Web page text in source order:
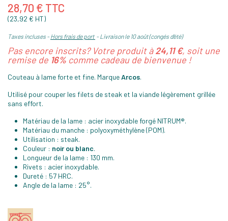
28,70 € TTC
(23,92 € HT)
Taxes incluses Hors frais de port Livraison le 10 août (congés d'été)
Pas encore inscrits? Votre produit à24,11 €, soit une
remise de 16% comme cadeau de bienvenue !
Couteau à lame forte et fine. MarqueArcos.
Utilisé pour couper les filets de steak et la viande légèrement grillée
sans effort.
Matériau de la lame : acier inoxydable forgé NITRUM®.
Matériau du manche : polyoxyméthylène (POM).
Utilisation : steak.
Couleur : noir ou blanc.
Longueur de la lame : 130 mm.
Rivets : acier inoxydable.
Dureté : 57 HRC.
Angle de la lame : 25°.